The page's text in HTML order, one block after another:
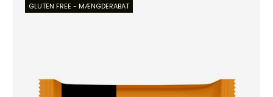
GLUTEN FREE - MÆNGDERABAT